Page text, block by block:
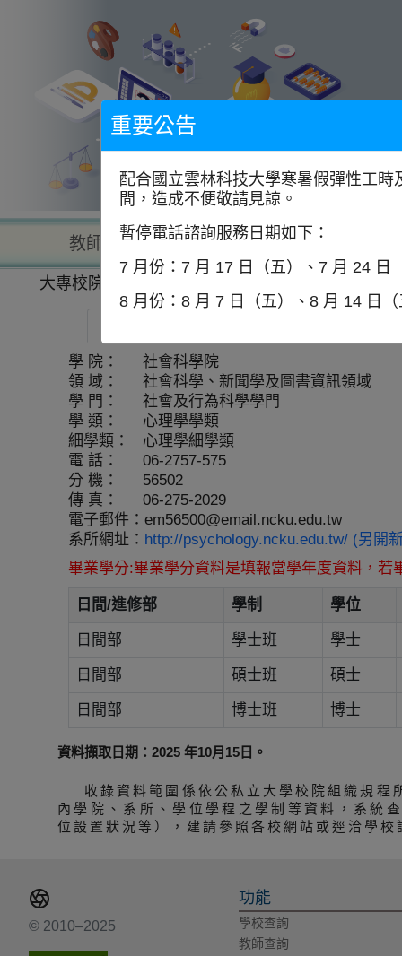
教師查詢 學校查詢
大專校院一覽表
學 院：
社會科學院
領 域：
社會科學、新聞學及圖書資訊領域
學 門：
社會及行為科學學門
學 類：
心理學學類
細學類：
心理學細學類
電 話：
06-2757-575
分 機：
56502
傳 真：
06-275-2029
電子郵件： em56500@email.ncku.edu.tw
系所網址： http://psychology.ncku.edu.tw/ (另開
畢業學分:畢業學分資料是填報當學年度資料，
日間/進修部 學制 學位
日間部 學士班 學士
日間部 碩士班 碩士
日間部 博士班 博士
資料擷取日期：2025 年10月15日。
收錄資料範圍係依公私立大學校院組織規
內學院、系所、學位學程之學制等資料，系統
位設置狀況等），建請參照各校網站或逕洽學校
© 2010–2025
功能
學校查詢
教師查詢
重要公告
配合國立雲林科技大學寒暑假彈性工
間，造成不便敬請見諒。
暫停電話諮詢服務日期如下：
7 月份：7 月 17 日（五）、7 月 24 日
8 月份：8 月 7 日（五）、8 月 14 日（